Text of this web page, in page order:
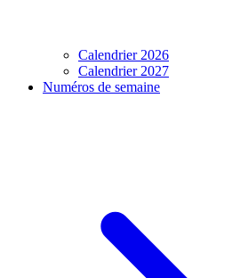
Calendrier 2026
Calendrier 2027
Numéros de semaine